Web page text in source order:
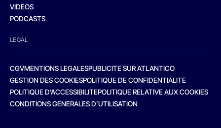
VIDEOS
PODCASTS
LEGAL
CGVMENTIONS LEGALESPUBLICITE SUR ATLANTICO
GESTION DES COOKIESPOLITIQUE DE CONFIDENTIALITE
POLITIQUE D’ACCESSIBILITEPOLITIQUE RELATIVE AUX COOKIES
CONDITIONS GENERALES D’UTILISATION